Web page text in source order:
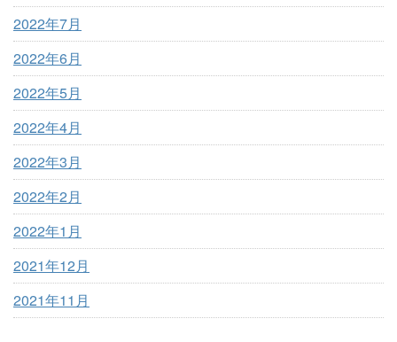
2022年7月
2022年6月
2022年5月
2022年4月
2022年3月
2022年2月
2022年1月
2021年12月
2021年11月